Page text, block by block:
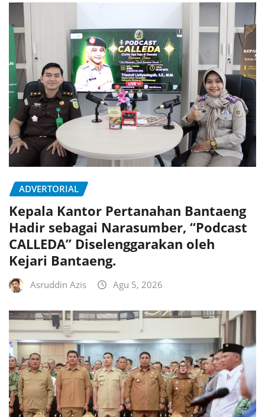
ADVERTORIAL
Kepala Kantor Pertanahan Bantaeng
Hadir sebagai Narasumber, “Podcast
CALLEDA” Diselenggarakan oleh
Kejari Bantaeng.
Asruddin Azis Agu 5, 2026